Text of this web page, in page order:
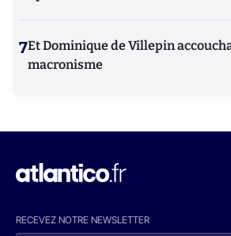
7Et Dominique de Villepin
macronisme
RECEVEZ NOTRE NEWSLETTER